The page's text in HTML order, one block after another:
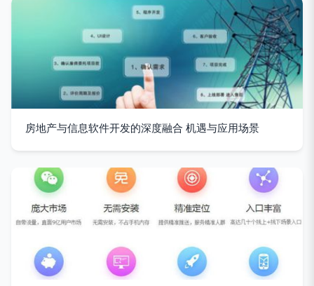
房地产与信息软件开发的深度融合 机遇与应用场景